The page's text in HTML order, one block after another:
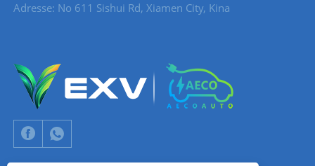
Adresse: No 611 Sishui Rd, Xiamen City, Kina